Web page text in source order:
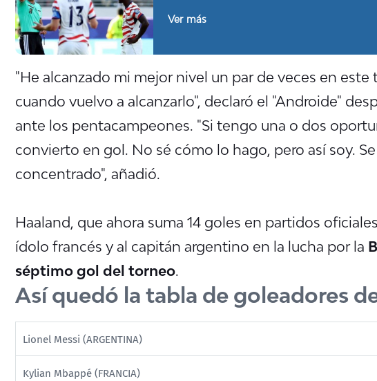
Ver más
"He alcanzado mi mejor nivel un par de veces en este
cuando vuelvo a alcanzarlo", declaró el "Androide"
ante los pentacampeones. "Si tengo una o dos
convierto en gol. No sé cómo lo hago, pero así soy.
concentrado", añadió.
Haaland, que ahora suma 14 goles en partidos
ídolo francés y al capitán argentino en la lucha por la
séptimo gol del torneo
Así quedó la tabla de goleadores
Lionel Messi (ARGENTINA)
Kylian Mbappé (FRANCIA)